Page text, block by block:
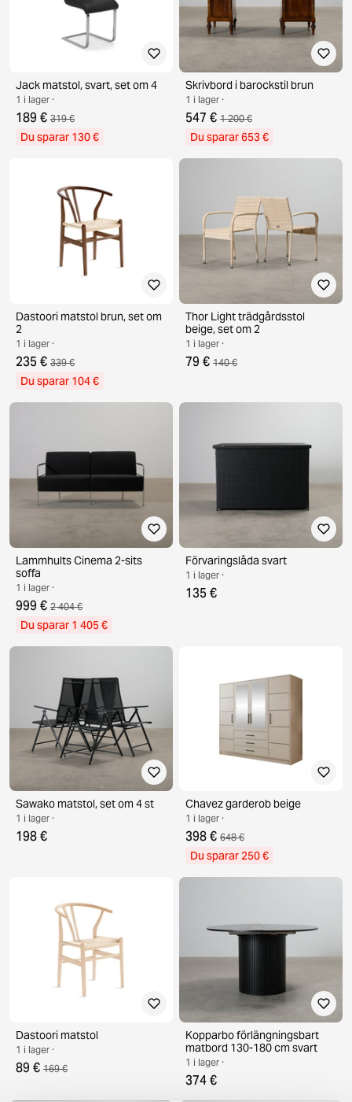
Jack matstol, svart, set om 4
1 i lager ·
189 € 319 €
Du sparar 130 €
Skrivbord i barockstil brun
1 i lager ·
547 € 1 200 €
Du sparar 653 €
Dastoori matstol brun, set om
2
1 i lager ·
235 € 339 €
Du sparar 104 €
Thor Light trädgårdsstol
beige, set om 2
1 i lager ·
79 € 140 €
Lammhults Cinema 2-sits
soffa
1 i lager ·
999 € 2 404 €
Du sparar 1 405 €
Förvaringslåda svart
1 i lager ·
135 €
Sawako matstol, set om 4 st
1 i lager ·
198 €
Chavez garderob beige
1 i lager ·
398 € 648 €
Du sparar 250 €
Dastoori matstol
1 i lager ·
89 € 169 €
Kopparbo förlängningsbart
matbord 130-180 cm svart
1 i lager ·
374 €